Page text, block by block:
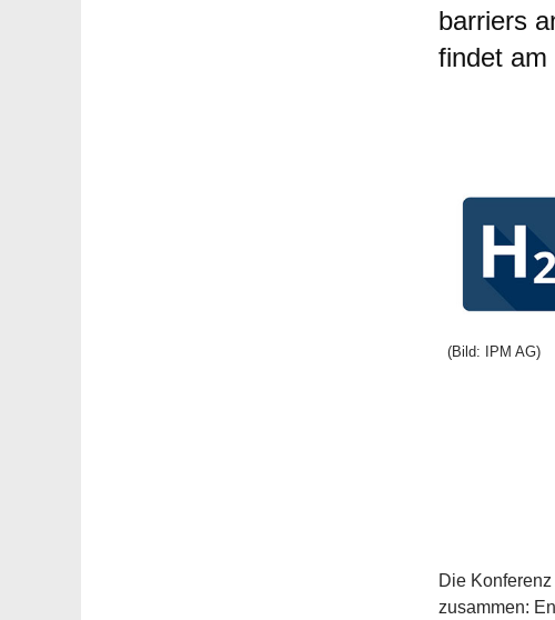
barriers
findet am
(Bild: IPM AG)
Die
zusammen: